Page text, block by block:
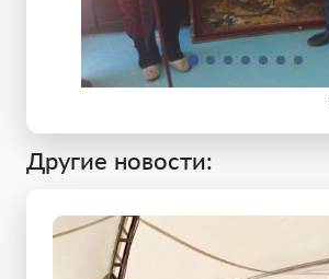
Другие новости: